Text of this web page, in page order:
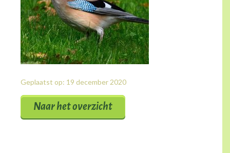
Geplaatst op: 19 december 2020
Naar het overzicht